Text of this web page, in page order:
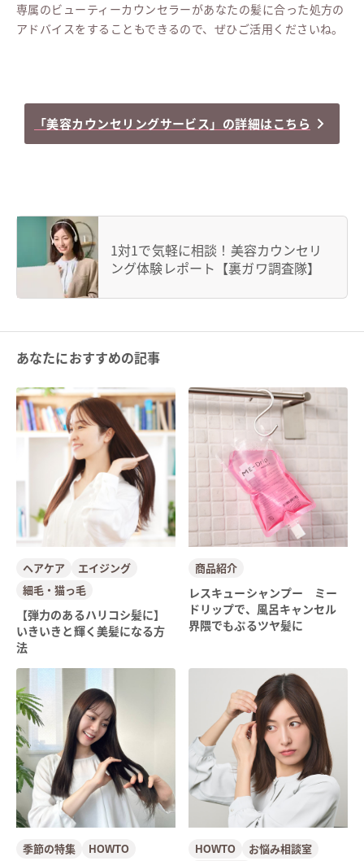
専属のビューティーカウンセラーがあなたの髪に合った処方の
アドバイスをすることもできるので、ぜひご活用くださいね。
「美容カウンセリングサービス」の詳細はこちら
1対1で気軽に相談！美容カウンセリ
ング体験レポート【裏ガワ調査隊】
あなたにおすすめの記事
ヘアケア
エイジング
細毛・猫っ毛
【弾力のあるハリコシ髪に】
いきいきと輝く美髪になる方
法
商品紹介
レスキューシャンプー ミー
ドリップで、風呂キャンセル
界隈でもぷるツヤ髪に
季節の特集 HOWTO HOWTO
お悩み相談室